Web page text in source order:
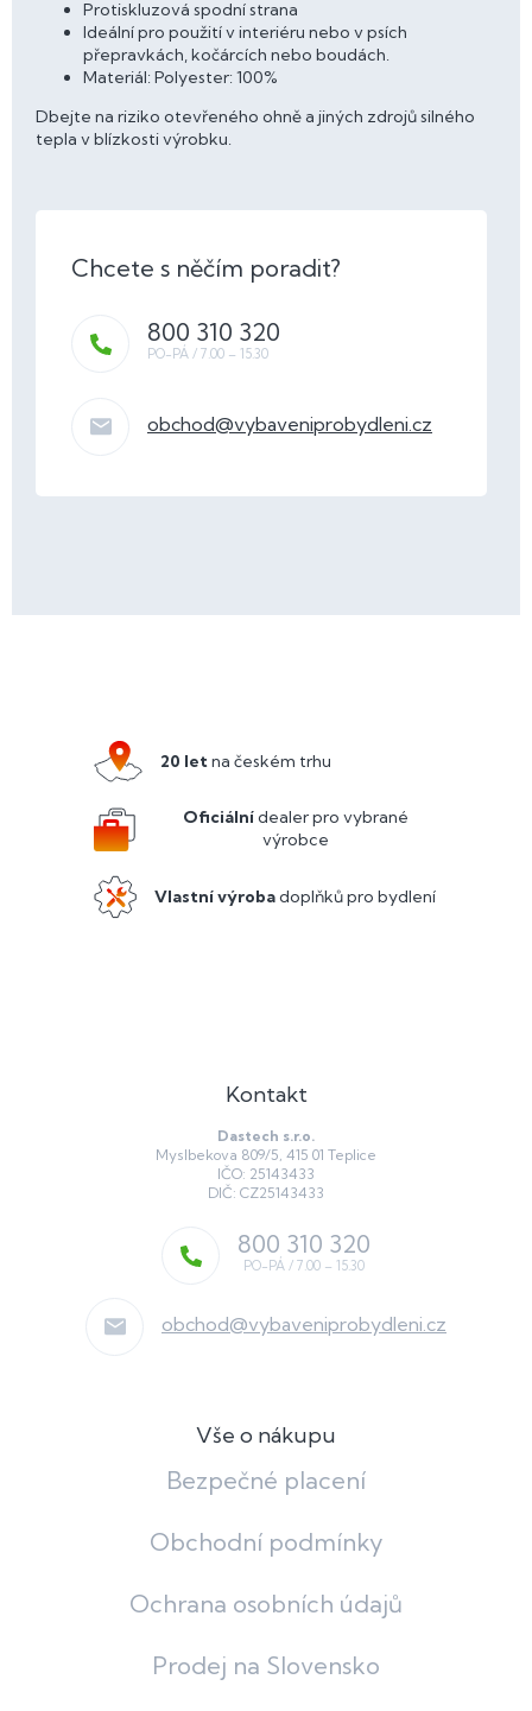
Protiskluzová spodní strana
Ideální pro použití v interiéru nebo v psích
přepravkách, kočárcích nebo boudách.
Materiál: Polyester: 100%
Dbejte na riziko otevřeného ohně a jiných zdrojů silného
tepla v blízkosti výrobku.
obchod@vybaveniprobydleni.cz
800 310 320
20 letna českém trhu
Oficiálnídealer pro vybrané
výrobce
Vlastní výrobadoplňků pro bydlení
Kontakt
Dastech s.r.o.
Myslbekova 809/5, 415 01 Teplice
IČO: 25143433
DIČ: CZ25143433
obchod@vybaveniprobydleni.cz
800 310 320
Vše o nákupu
Bezpečné placení
Obchodní podmínky
Ochrana osobních údajů
Prodej na Slovensko